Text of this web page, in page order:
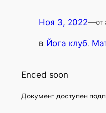
Ноя 3, 2022—от
в Йога клуб,
Ended soon
Доку­мент досту­пен